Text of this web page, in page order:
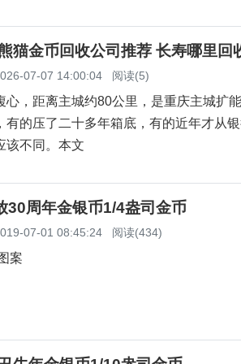
猫金币回收公司推荐 长寿哪里回
07-07 14:00:04 阅读(5)
心，距离主城约80公里，是重庆主城扩
有的压了二十多年箱底，有的近年才从
该不同。本文
30周年金银币1/4盎司金币
07-01 08:45:24 阅读(434)
案